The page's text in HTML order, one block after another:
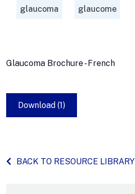
glaucoma glaucome
Glaucoma Brochure - French
Download (1)
BACK TO RESOURCE LIBRARY